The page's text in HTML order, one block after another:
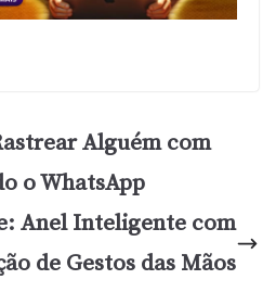
Alguém com
o WhatsApp
Anel Inteligente com
de Gestos das Mãos